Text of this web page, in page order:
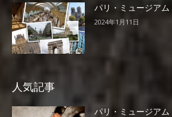
パリ・ミュージアム
2024年1月11日
人気記事
パリ・ミュージアム